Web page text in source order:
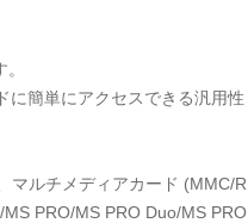
に簡単にアクセスできる汎用性
マルチメディアカード (MMC/R
PRO/MS PRO Duo/MS PRO